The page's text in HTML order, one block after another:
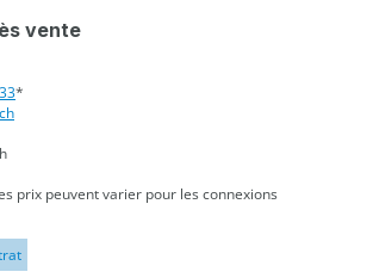
vente
*
prix peuvent varier pour les connexions